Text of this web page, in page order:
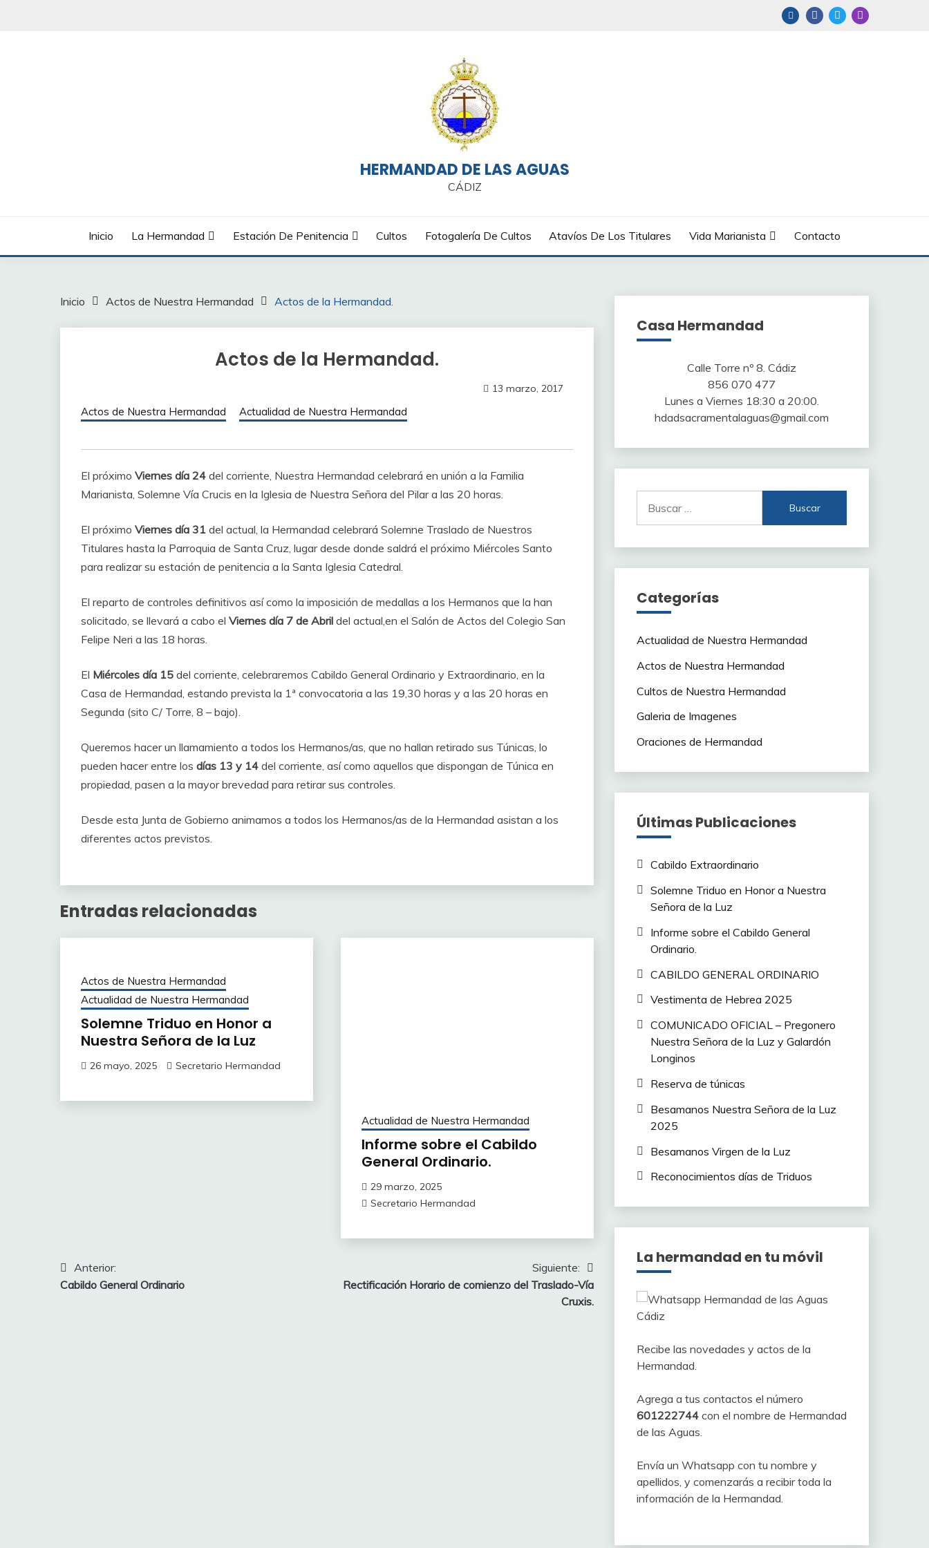
HERMANDAD DE LAS AGUAS
CÁDIZ
Inicio La Hermandad Estación De Penitencia Cultos Fotogalería De Cultos Atavíos De Los Titulares Vida Marianista Contacto
Inicio Actos de Nuestra Hermandad Actos de la Hermandad.
Actos de la Hermandad.
13 marzo, 2017
Actos de Nuestra Hermandad Actualidad de Nuestra Hermandad
El próximo Viernes día 24 del corriente, Nuestra Hermandad celebrará en unión a la Familia
Marianista, Solemne Vía Crucis en la Iglesia de Nuestra Señora del Pilar a las 20 horas.
El próximo Viernes día 31 del actual, la Hermandad celebrará Solemne Traslado de Nuestros
Titulares hasta la Parroquia de Santa Cruz, lugar desde donde saldrá el próximo Miércoles Santo
para realizar su estación de penitencia a la Santa Iglesia Catedral.
El reparto de controles definitivos así como la imposición de medallas a los Hermanos que la han
solicitado, se llevará a cabo el Viernes día 7 de Abril del actual,en el Salón de Actos del Colegio San
Felipe Neri a las 18 horas.
El Miércoles día 15 del corriente, celebraremos Cabildo General Ordinario y Extraordinario, en la
Casa de Hermandad, estando prevista la 1ª convocatoria a las 19,30 horas y a las 20 horas en
Segunda (sito C/ Torre, 8 – bajo).
Queremos hacer un llamamiento a todos los Hermanos/as, que no hallan retirado sus Túnicas, lo
pueden hacer entre los días 13 y 14 del corriente, así como aquellos que dispongan de Túnica en
propiedad, pasen a la mayor brevedad para retirar sus controles.
Desde esta Junta de Gobierno animamos a todos los Hermanos/as de la Hermandad asistan a los
diferentes actos previstos.
Entradas relacionadas
Actos de Nuestra Hermandad
Actualidad de Nuestra Hermandad
Solemne Triduo en Honor a
Nuestra Señora de la Luz
26 mayo, 2025 Secretario Hermandad
Actualidad de Nuestra Hermandad
Informe sobre el Cabildo
General Ordinario.
29 marzo, 2025
Secretario Hermandad
Navegación
de
Anterior:
Cabildo General Ordinario
Siguiente:
Rectificación Horario de comienzo del Traslado-Vía
Cruxis.
Casa Hermandad
Calle Torre nº 8. Cádiz
856 070 477
Lunes a Viernes 18:30 a 20:00.
hdadsacramentalaguas@gmail.com
Categorías
Actualidad de Nuestra Hermandad
Actos de Nuestra Hermandad
Cultos de Nuestra Hermandad
Galeria de Imagenes
Oraciones de Hermandad
Últimas Publicaciones
Cabildo Extraordinario
Solemne Triduo en Honor a Nuestra
Señora de la Luz
Informe sobre el Cabildo General
Ordinario.
CABILDO GENERAL ORDINARIO
Vestimenta de Hebrea 2025
COMUNICADO OFICIAL – Pregonero
Nuestra Señora de la Luz y Galardón
Longinos
Reserva de túnicas
Besamanos Nuestra Señora de la Luz
2025
Besamanos Virgen de la Luz
Reconocimientos días de Triduos
La hermandad en tu móvil
Recibe las novedades y actos de la
Hermandad.
Agrega a tus contactos el número
601222744con el nombre de Hermandad
de las Aguas.
Envía un Whatsapp con tu nombre y
apellidos, y comenzarás a recibir toda la
información de la Hermandad.